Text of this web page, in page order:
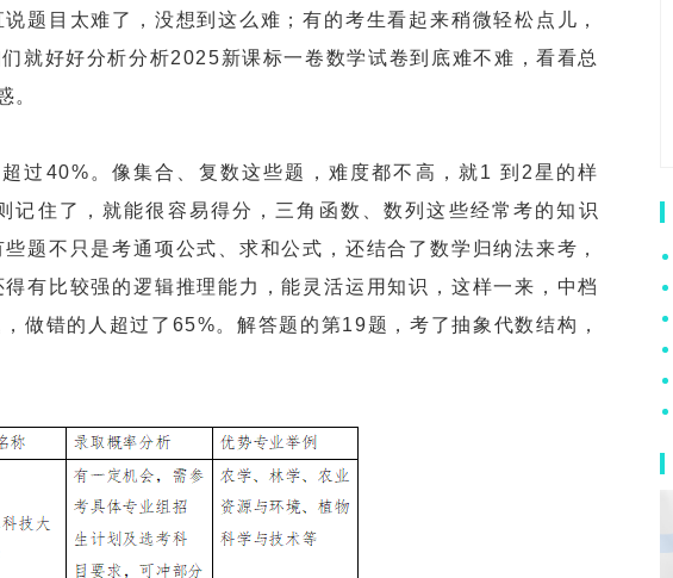
题目太难了，没想到这么难；有的考生看起来稍微轻松点儿，
就好好分析分析2025新课标一卷数学试卷到底难不难，看看总
。
40%。像集合、复数这些题，难度都不高，就1 到2星的样
住了，就能很容易得分，三角函数、数列这些经常考的知识
题不只是考通项公式、求和公式，还结合了数学归纳法来考，
有比较强的逻辑推理能力，能灵活运用知识，这样一来，中档
做错的人超过了65%。解答题的第19题，考了抽象代数结构，